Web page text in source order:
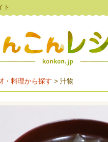
ト
・料理から探す > 汁物